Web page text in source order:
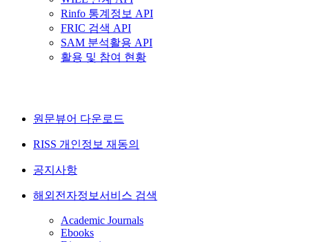
Rinfo 통계정보 API
FRIC 검색 API
SAM 분석활용 API
활용 및 참여 현황
원문뷰어 다운로드
RISS 개인정보 재동의
공지사항
해외전자정보서비스 검색
Academic Journals
Ebooks